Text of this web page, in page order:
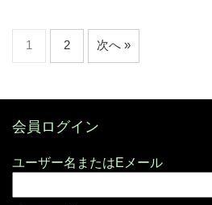
1 2 次へ »
会員ログイン